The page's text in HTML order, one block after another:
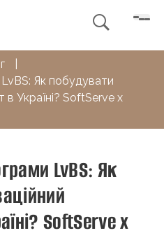

Як побудувати
в Україні? SoftServe x
LvBS: Як
SoftServe x